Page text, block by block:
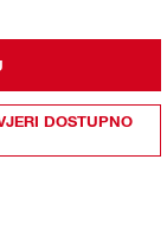
DOSTUPNO